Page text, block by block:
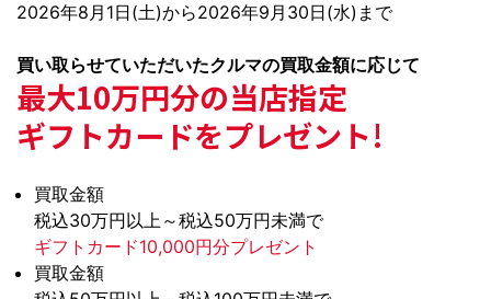
2026年8月1日(土)から2026年9月30日(水)まで
買い取らせていただいたクルマの買取金額に応じて
最大10万円分の当店指定
ギフトカードをプレゼント!
買取金額
税込30万円以上～税込50万円未満で
ギフトカード10,000円分プレゼント
買取金額